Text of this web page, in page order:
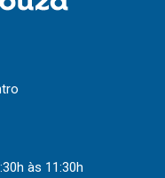
às 11:30h